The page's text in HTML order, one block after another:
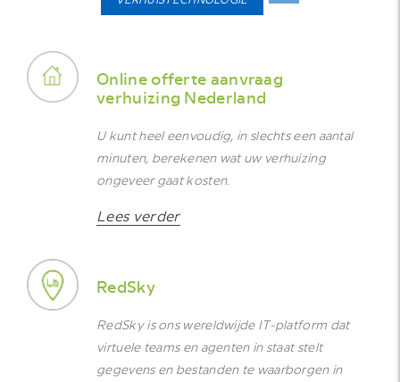
Online offerte aanvraag
verhuizing Nederland
U kunt heel eenvoudig, in slechts een aantal
minuten, berekenen wat uw verhuizing
ongeveer gaat kosten.
Lees verder
RedSky
RedSky is ons wereldwijde IT-platform dat
virtuele teams en agenten in staat stelt
gegevens en bestanden te waarborgen in